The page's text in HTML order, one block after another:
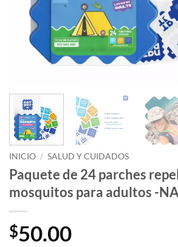
INICIO / SALUD Y CUIDADOS
Paquete de 24 parches
mosquitos para adultos -
$50.00